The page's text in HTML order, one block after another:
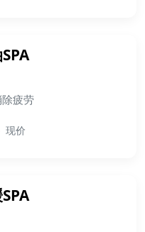
疲劳
现价